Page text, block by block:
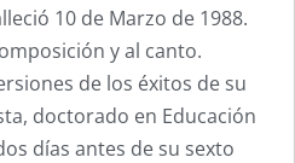
10 de Marzo de 1988.
y al canto.
de los éxitos de su
doctorado en Educación
días antes de su sexto